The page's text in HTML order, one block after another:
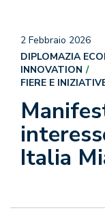
Italia
2 Febbraio 2026
DIPLOMAZIA
INNOVATION
FIERE E